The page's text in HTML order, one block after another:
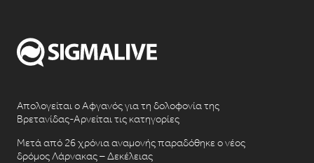
Απολογείται ο Αφγανός για τη δολοφονία της
Βρετανίδας-Αρνείται τις κατηγορίες
Μετά από 26 χρόνια αναμονής παραδόθηκε ο νέος
δρόμος Λάρνακας – Δεκέλειας